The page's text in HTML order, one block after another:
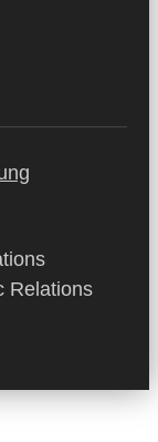
Relations